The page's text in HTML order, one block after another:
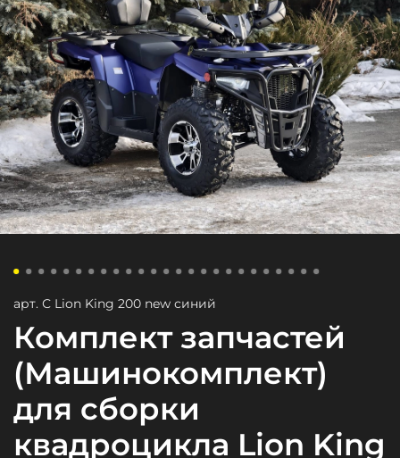
арт. С Lion King 200 new синий
Комплект запчастей
(Машинокомплект)
для сборки
квадроцикла Lion King